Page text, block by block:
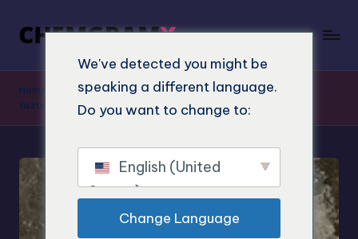
Home " Vásároljon R-30490-et online – A legmagasabb
tisztaság a kutatásához
We've detected you might be
speaking a different language.
Do you want to change to:
English (United
States)
Change Language